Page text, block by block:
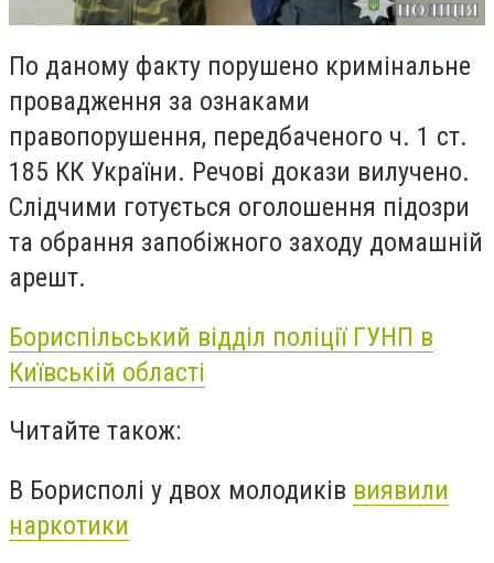
По даному факту порушено кримінальне
провадження за ознаками
правопорушення, передбаченого ч. 1 ст.
185 КК України. Речові докази вилучено.
Слідчими готується оголошення підозри
та обрання запобіжного заходу домашній
арешт.
Бориспільський відділ поліції ГУНП в
Київській області
Читайте також:
В Борисполі у двох молодиків виявили
наркотики